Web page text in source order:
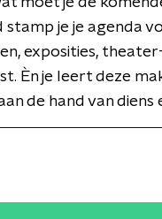
stamp je je agenda
exposities,
Èn je leert deze
de hand van